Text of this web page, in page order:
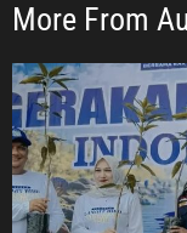
More From